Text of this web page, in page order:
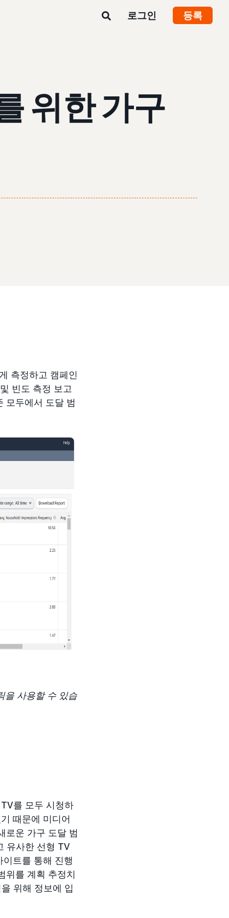
로그인 등록
위한 가구
측정하고 캠페인
빈도 측정 보고
모두에서 도달 범
을 사용할 수 있습
를 모두 시청하
때문에 미디어
로운 가구 도달 범
유사한 선형 TV
트를 통해 진행
위를 계획 추정치
위해 정보에 입